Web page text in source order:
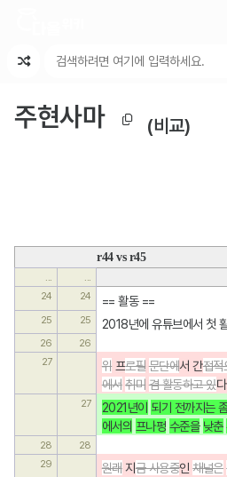
주현사마 (비교)
r44 vs r45
...
...
24
24 == 활동 ==
25 25 2018년에 유튜브에서 첫
26
26
27
위 프로필 문단에서 간접적
에서 취미 겸 활동하고 있
27 2021년이 되기 전까지는
에서의 프나펑 수준을 낮춘
28
28
29
원래 지금 사용중인 채널은